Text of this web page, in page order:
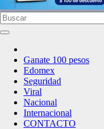
Ganate 100 pesos
Edomex
Seguridad
Viral
Nacional
Internacional
CONTACTO